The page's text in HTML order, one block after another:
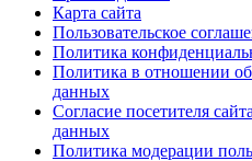
Карта сайта
Пользовательское
Политика
Политика в отношении
данных
Согласие посетителя
данных
Политика модерации